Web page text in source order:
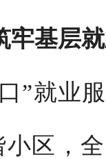
牢基层
”就业
区，